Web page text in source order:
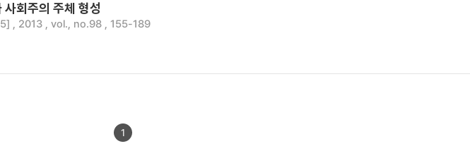
회주의 주체 형성
, 2013 , vol., no.98 , 155-189
1